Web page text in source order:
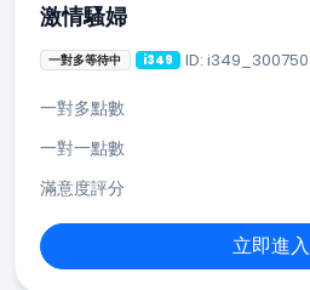
激情騷婦
一對多等待中 i349 ID: i349_300750
一對多點數
一對一點數
滿意度評分
立即進入